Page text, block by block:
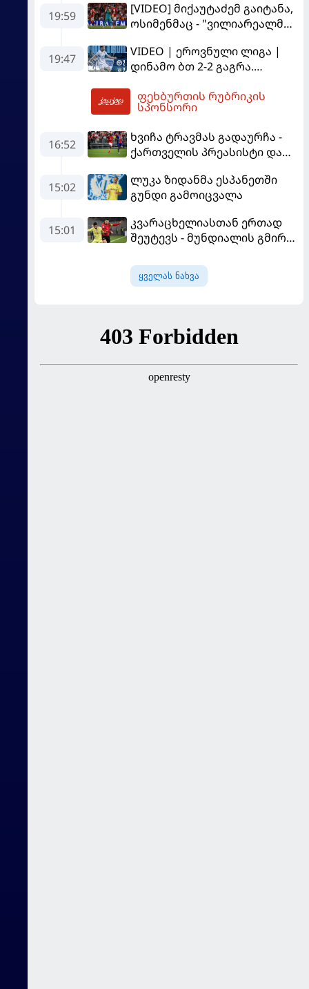
19:59
[VIDEO] მიქაუტაძემ გაიტანა,
ოსიმენმაც - "ვილიარეალმა"
"გალათასარაის" მოუგო
19:47
VIDEO | ეროვნული ლიგა |
დინამო ბთ 2-2 გაგრა.
ფეხბურთის რუბრიკის
სპონსორი
16:52
ხვიჩა ტრავმას გადაურჩა -
ქართველის პრეასისტი და
იუნაიტედთან"
15:02
ლუკა ზიდანმა ესპანეთში
გუნდი გამოიცვალა
15:01
კვარაცხელიასთან ერთად
შეუტევს - მუნდიალის გმირი
გახდება
ყველას ნახვა